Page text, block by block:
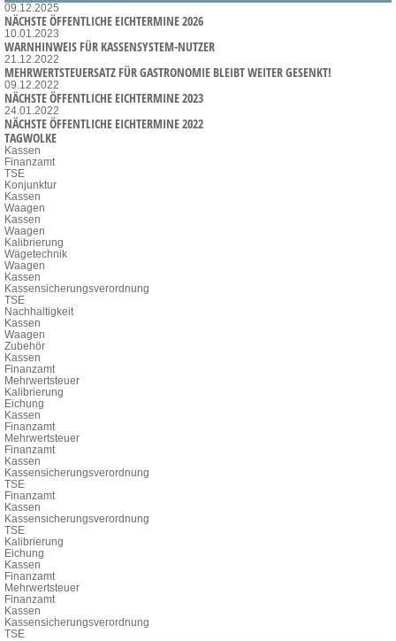
09.12.2025
NÄCHSTE ÖFFENTLICHE EICHTERMINE 2026
10.01.2023
WARNHINWEIS FÜR KASSENSYSTEM-NUTZER
21.12.2022
MEHRWERTSTEUERSATZ FÜR GASTRONOMIE BLEIBT WEITER GESENKT!
09.12.2022
NÄCHSTE ÖFFENTLICHE EICHTERMINE 2023
24.01.2022
NÄCHSTE ÖFFENTLICHE EICHTERMINE 2022
TAGWOLKE
Kassen
Finanzamt
TSE
Konjunktur
Kassen
Waagen
Kassen
Waagen
Kalibrierung
Wägetechnik
Waagen
Kassen
Kassensicherungsverordnung
TSE
Nachhaltigkeit
Kassen
Waagen
Zubehör
Kassen
Finanzamt
Mehrwertsteuer
Kalibrierung
Eichung
Kassen
Finanzamt
Mehrwertsteuer
Finanzamt
Kassen
Kassensicherungsverordnung
TSE
Finanzamt
Kassen
Kassensicherungsverordnung
TSE
Kalibrierung
Eichung
Kassen
Finanzamt
Mehrwertsteuer
Finanzamt
Kassen
Kassensicherungsverordnung
TSE